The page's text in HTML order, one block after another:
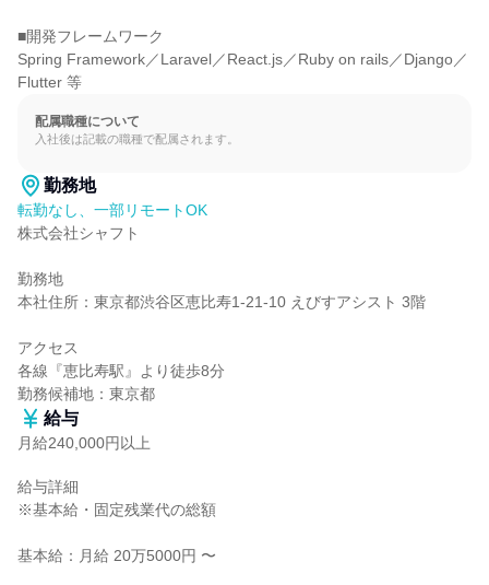
■開発フレームワーク
Spring Framework／Laravel／React.js／Ruby on rails／Django／
Flutter 等
配属職種について
入社後は記載の職種で配属されます。
勤務地
転勤なし、一部リモートOK
株式会社シャフト
勤務地
本社住所：東京都渋谷区恵比寿1-21-10 えびすアシスト 3階
アクセス
各線『恵比寿駅』より徒歩8分
勤務候補地：東京都
給与
月給240,000円以上
給与詳細
※基本給・固定残業代の総額
基本給：月給 20万5000円 〜